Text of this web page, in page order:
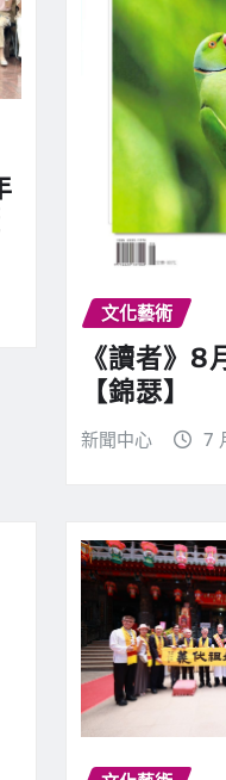
文化藝術
《讀者》8
【錦瑟】
新聞中心 7